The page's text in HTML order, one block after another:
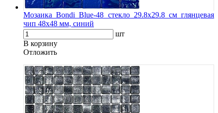
Мозаика Bondi Blue-48 стекло 29.8х29.8 см глянцевая
чип 48х48 мм, синий
шт
В корзину
Oтложить